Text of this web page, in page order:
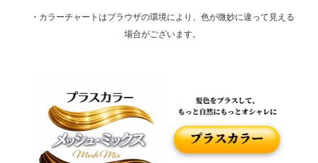
・カラーチャートはブラウザの環境により、色が微妙に違って見える
場合がございます。